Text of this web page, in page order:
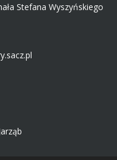
Stefana Wyszyńskiego